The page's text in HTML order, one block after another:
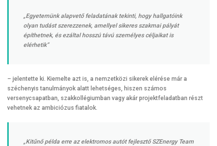
„Egyetemünk alapvető feladatának tekinti, hogy hallgatóink
olyan tudást szerezzenek, amellyel sikeres szakmai pályát
építhetnek, és ezáltal hosszú távú személyes céljaikat is
elérhetik”
– jelentette ki. Kiemelte azt is, a nemzetközi sikerek elérése már a
széchenyis tanulmányok alatt lehetséges, hiszen számos
versenycsapatban, szakkollégiumban vagy akár projektfeladatban részt
vehetnek az ambiciózus fiatalok.
„Kitűnő példa erre az elektromos autót fejlesztő SZEnergy Team